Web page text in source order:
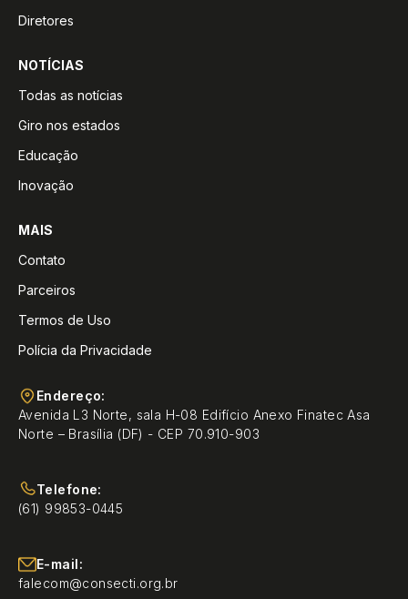
Diretores
NOTÍCIAS
Todas as notícias
Giro nos estados
Educação
Inovação
MAIS
Contato
Parceiros
Termos de Uso
Polícia da Privacidade
Endereço:
Avenida L3 Norte, sala H-08 Edifício Anexo Finatec Asa
Norte – Brasília (DF) - CEP 70.910-903
Telefone:
(61) 99853-0445
E-mail:
falecom@consecti.org.br